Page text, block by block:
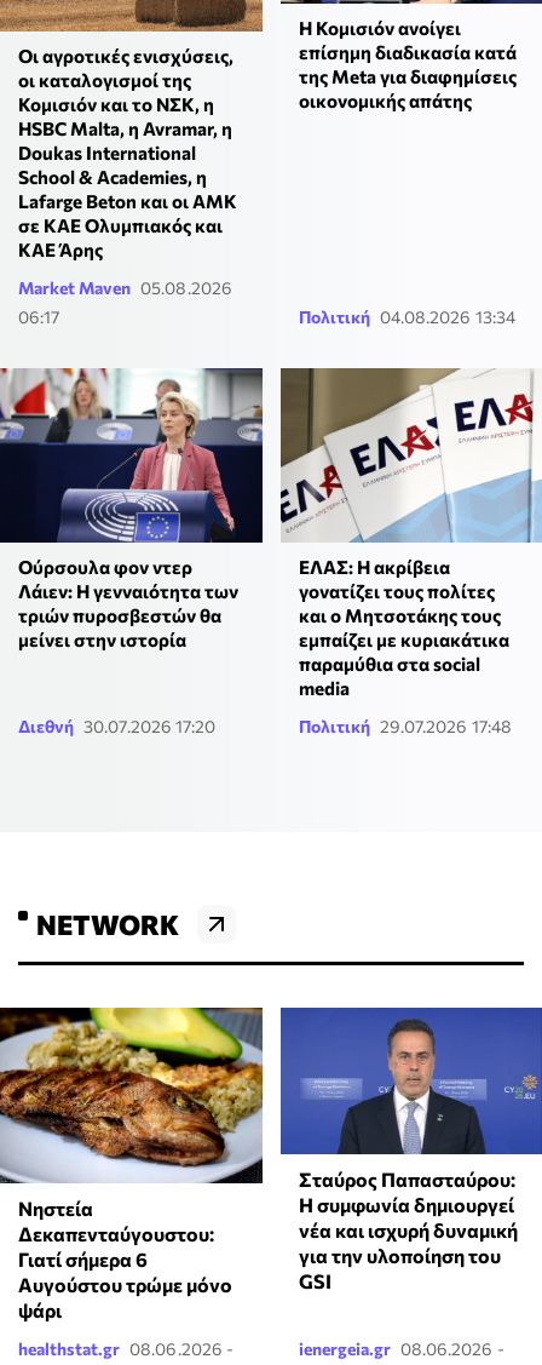
Οι αγροτικές ενισχύσεις,
οι καταλογισμοί της
Κομισιόν και το ΝΣΚ, η
HSBC Malta, η Avramar, η
Doukas International
School & Academies, η
Lafarge Beton και οι ΑΜΚ
σε KAE Ολυμπιακός και
ΚΑΕ Άρης
Market Maven 05.08.2026
06:17
Η Κομισιόν ανοίγει
επίσημη διαδικασία κατά
της Meta για διαφημίσεις
οικονομικής απάτης
Πολιτική 04.08.2026 13:34
Ούρσουλα φον ντερ
Λάιεν: Η γενναιότητα των
τριών πυροσβεστών θα
μείνει στην ιστορία
Διεθνή 30.07.2026 17:20
ΕΛΑΣ: Η ακρίβεια
γονατίζει τους πολίτες
και ο Μητσοτάκης τους
εμπαίζει με κυριακάτικα
παραμύθια στα social
media
Πολιτική 29.07.2026 17:48
NETWORK
Νηστεία
Δεκαπενταύγουστου:
Γιατί σήμερα 6
Αυγούστου τρώμε μόνο
ψάρι
healthstat.gr 08.06.2026 -
Σταύρος Παπασταύρου:
Η συμφωνία δημιουργεί
νέα και ισχυρή δυναμική
για την υλοποίηση του
GSI
ienergeia.gr 08.06.2026 -